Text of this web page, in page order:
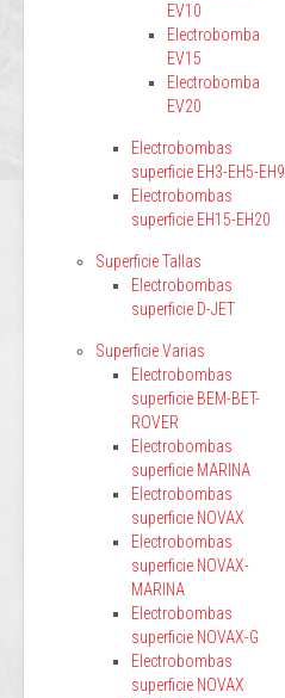
EV10
Electrobomba
EV15
Electrobomba
EV20
Electrobombas
superficie EH3-EH5-EH9
Electrobombas
superficie EH15-EH20
Superficie Tallas
Electrobombas
superficie D-JET
Superficie Varias
Electrobombas
superficie BEM-BET-
ROVER
Electrobombas
superficie MARINA
Electrobombas
superficie NOVAX
Electrobombas
superficie NOVAX-
MARINA
Electrobombas
superficie NOVAX-G
Electrobombas
superficie NOVAX